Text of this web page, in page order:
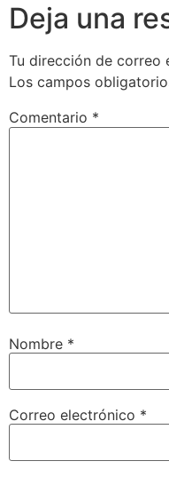
Deja una
Tu dirección de correo
Los campos
Comentario *
Nombre *
Correo electrónico *